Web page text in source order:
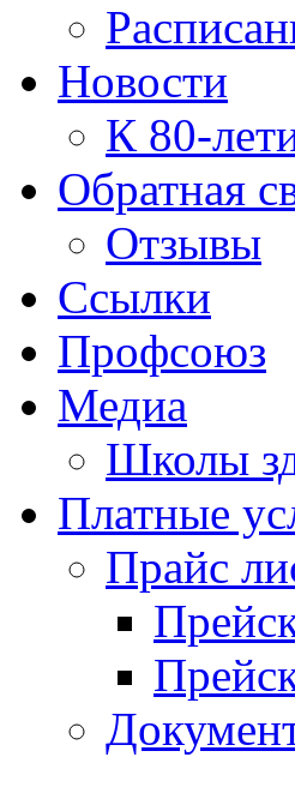
Новости
К 80-
Обратная
Отзывы
Ссылки
Профсоюз
Медиа
Школы
Платные
Прайс